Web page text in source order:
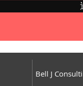
​Bell J